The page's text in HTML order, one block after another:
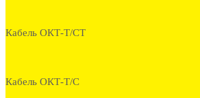
Кабель ОКТ-Т/СТ
Кабель ОКТ-Т/С